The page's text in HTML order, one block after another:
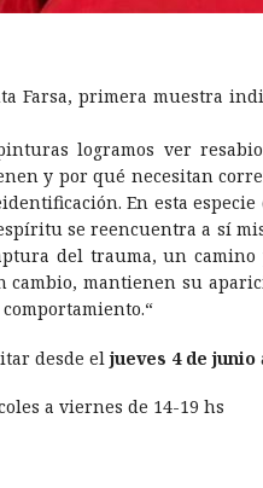
Farsa, primera muestra
logramos ver
y por qué necesitan
En esta
se reencuentra a sí
del trauma, un
cambio, mantienen su
desde eljueves 4 de junio
a viernes de 14-19 hs